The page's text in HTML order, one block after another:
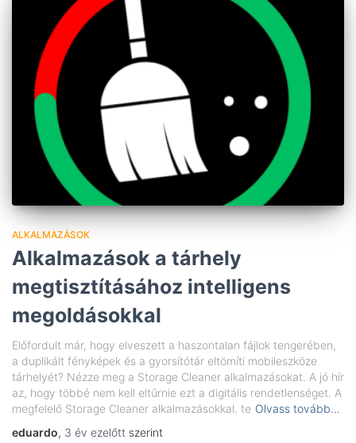
ALKALMAZÁSOK
Alkalmazások a tárhely
megtisztításához intelligens
megoldásokkal
Előfordult már, hogy elveszett a haszontalan fájlok tengerében,
a duplikált fényképek és a gyorsítótár eltömíti mobileszköze
tárhelyét? Nézze meg a Storage Cleaner alkalmazásokat. A jó hír
az, hogy többé nem kell eltűrnie ezt a digitális rendetlenséget. A
megfelelő Storage Cleaner alkalmazásokkal. te Olvass tovább…
eduardo, 3 év ezelőtt szerint